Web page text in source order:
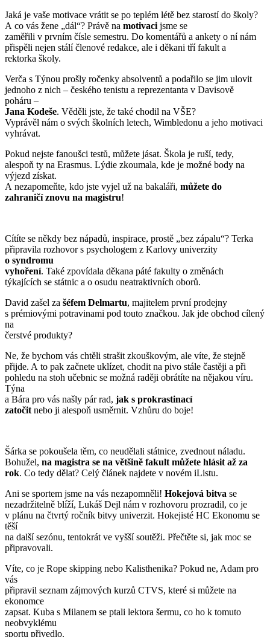
Jaká je vaše motivace vrátit se po teplém létě bez starostí do školy?
A co vás žene „dál“? Právě na motivaci jsme se
zaměřili v prvním čísle semestru. Do komentářů a ankety o ní nám
přispěli nejen stálí členové redakce, ale i děkani tří fakult a
rektorka školy.
Verča s Týnou prošly ročenky absolventů a podařilo se jim ulovit
jednoho z nich – českého tenistu a reprezentanta v Davisově
poháru –
Jana Kodeše. Věděli jste, že také chodil na VŠE?
Vyprávěl nám o svých školních letech, Wimbledonu a jeho motivaci
vyhrávat.
Pokud nejste fanoušci testů, můžete jásat. Škola je ruší, tedy,
alespoň ty na Erasmus. Lýdie zkoumala, kde je možné body na
výjezd získat.
A nezapomeňte, kdo jste vyjel už na bakaláři, můžete do
zahraničí znovu na magistru!
Cítíte se někdy bez nápadů, inspirace, prostě „bez zápalu“? Terka
připravila rozhovor s psychologem z Karlovy univerzity
o syndromu
vyhoření. Také zpovídala děkana páté fakulty o změnách
týkajících se státnic a o osudu neatraktivních o­borů.
David zašel za šéfem Delmartu, majitelem první prodejny
s prémiovými potravinami pod touto značkou. Jak jde obchod cílený
na
čerstvé produkty?
Ne, že bychom vás chtěli strašit zkouškovým, ale víte, že stejně
přijde. A to pak začnete uklízet, chodit na pivo stále častěji a při
pohledu na stoh učebnic se možná raději obrátíte na nějakou víru.
Týna
a Bára pro vás našly pár rad, jak s prokrastinací
zatočit nebo ji alespoň usměrnit. Vzhůru do boje!
Šárka se pokoušela těm, co neudělali státnice, zvednout náladu.
Bohužel, na magistra se na většině fakult můžete hlásit až za
rok. Co tedy dělat? Celý článek najdete v novém iListu.
Ani se sportem jsme na vás nezapomněli! Hokejová bitva se
nezadržitelně blíží, Lukáš Dejl nám v rozhovoru prozradil, co je
v plánu na čtvrtý ročník bitvy univerzit. Hokejisté HC Ekonomu se
těší
na další sezónu, tentokrát ve vyšší soutěži. Přečtěte si, jak moc se
připravovali.
Víte, co je Rope skipping nebo Kalisthenika? Pokud ne, Adam pro
vás
připravil seznam zájmových kurzů CTVS, které si můžete na
ekonomce
zapsat. Kuba s Milanem se ptali lektora šermu, co ho k tomuto
neobvyklému
sportu přivedlo.